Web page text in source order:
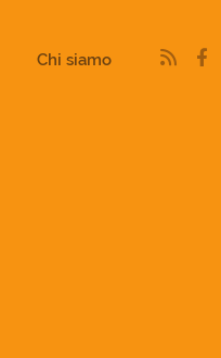
Chi siamo